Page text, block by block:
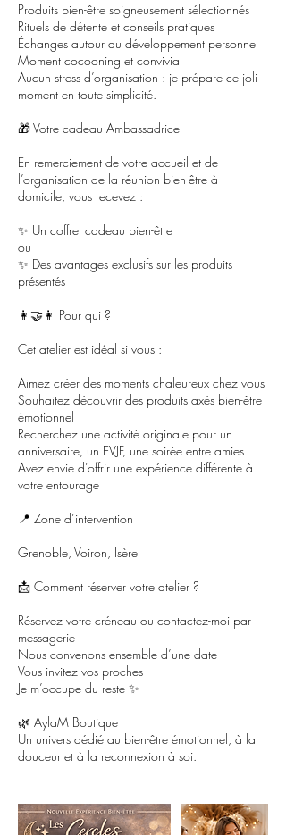
Produits bien-être soigneusement sélectionnés
Rituels de détente et conseils pratiques
Échanges autour du développement personnel
Moment cocooning et convivial
Aucun stress d’organisation : je prépare ce joli
moment en toute simplicité.
🎁 Votre cadeau Ambassadrice
En remerciement de votre accueil et de
l’organisation de la réunion bien-être à
domicile, vous recevez :
✨ Un coffret cadeau bien-être
ou
✨ Des avantages exclusifs sur les produits
présentés
👩‍🤝‍👩 Pour qui ?
Cet atelier est idéal si vous :
Aimez créer des moments chaleureux chez vous
Souhaitez découvrir des produits axés bien-être
émotionnel
Recherchez une activité originale pour un
anniversaire, un EVJF, une soirée entre amies
Avez envie d’offrir une expérience différente à
votre entourage
📍 Zone d’intervention
Grenoble, Voiron, Isère
📩 Comment réserver votre atelier ?
Réservez votre créneau ou contactez-moi par
messagerie
Nous convenons ensemble d’une date
Vous invitez vos proches
Je m’occupe du reste ✨
🌿 AylaM Boutique
Un univers dédié au bien-être émotionnel, à la
douceur et à la reconnexion à soi.